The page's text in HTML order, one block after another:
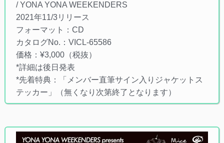
/ YONA YONA WEEKENDERS
2021年11/3リリース
フォーマット：CD
カタログNo.：VICL-65586
価格：¥3,000（税抜）
*詳細は後日発表
*先着特典：「メンバー直筆サイン入りジャケットス
テッカー」（無くなり次第終了となります）